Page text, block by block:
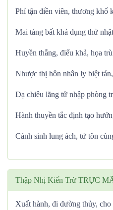
Phí tận điền viên, thương khố
Mai táng bất khả dụng thử
Huyền thằng, điếu khả, họa
Nhược thị hôn nhân ly biệt tán,
Dạ chiêu lãng tử nhập phòng
Hành thuyền tắc định tạo
Cánh sinh lung ách, tử tôn
Thập Nhị Kiến Trừ TRỰC
Xuất hành, đi đường thủy,